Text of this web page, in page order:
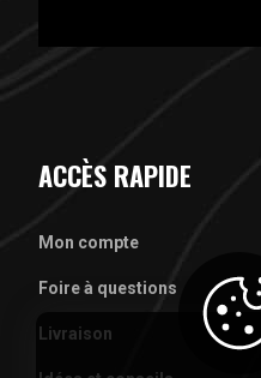
ACCÈS RAPIDE
Mon compte
Foire à questions
Livraison